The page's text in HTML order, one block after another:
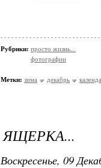
Рубрики: просто жизнь...
фотографии
Метки: зима декабрь
ЯЩЕРКА...
Воскресенье, 09